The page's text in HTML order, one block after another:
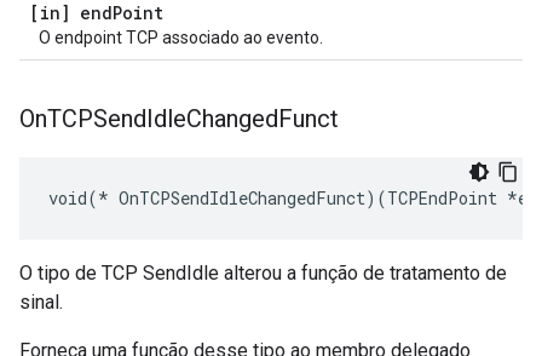
[in] endPoint
O endpoint TCP associado ao evento.
OnTCPSendIdleChangedFunct
void(* OnTCPSendIdleChangedFunct)(TCPEndPoint
O tipo de TCP SendIdle alterou a função de tratamento de
sinal.
Forneça uma função desse tipo ao membro delegado